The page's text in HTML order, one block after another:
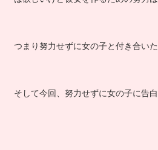
つまり努力せずに女の子と付き合いた
そして今回、努力せずに女の子に告白